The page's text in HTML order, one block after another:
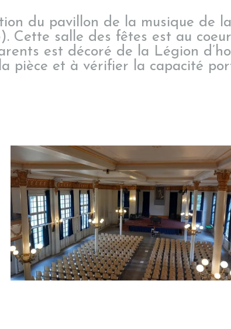
du pavillon de la musique de
Cette salle des fêtes est au
est décoré de la Légion
pièce et à vérifier la capacité